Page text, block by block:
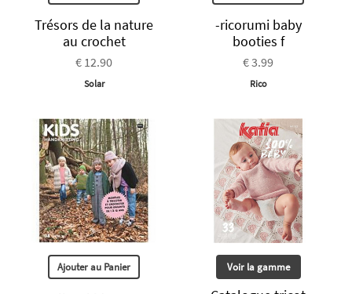
Trésors de la nature
au crochet
€ 12.90
Solar
-ricorumi baby
booties f
€ 3.99
Rico
Ajouter au Panier Voir la gamme